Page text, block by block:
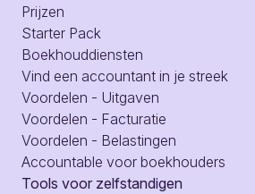
Prijzen
Starter Pack
Boekhouddiensten
Vind een accountant in je streek
Voordelen - Uitgaven
Voordelen - Facturatie
Voordelen - Belastingen
Accountable voor boekhouders
Tools voor zelfstandigen